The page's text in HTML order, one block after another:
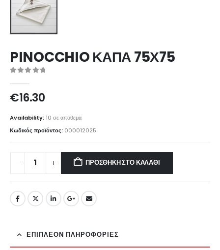
PINOCCHIO ΚΑΠΑ 75Χ75
€16.30
Availability: 10 σε απόθεμα
Κωδικός προϊόντος: 000012025
ΠΡΟΣΘΉΚΗ ΣΤΟ ΚΑΛΆΘΙ
ΕΠΙΠΛΈΟΝ ΠΛΗΡΟΦΟΡΊΕΣ